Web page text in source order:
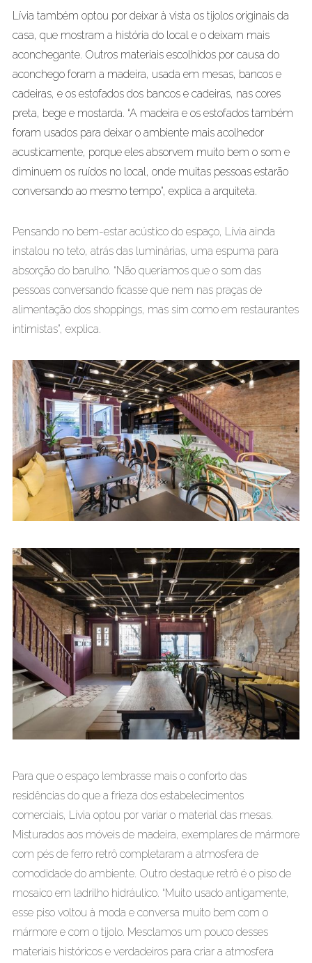
Lívia também optou por deixar à vista os tijolos originais da
casa, que mostram a história do local e o deixam mais
aconchegante. Outros materiais escolhidos por causa do
aconchego foram a madeira, usada em mesas, bancos e
cadeiras, e os estofados dos bancos e cadeiras, nas cores
preta, bege e mostarda. “A madeira e os estofados também
foram usados para deixar o ambiente mais acolhedor
acusticamente, porque eles absorvem muito bem o som e
diminuem os ruídos no local, onde muitas pessoas estarão
conversando ao mesmo tempo”, explica a arquiteta.
Pensando no bem-estar acústico do espaço, Lívia ainda
instalou no teto, atrás das luminárias, uma espuma para
absorção do barulho. “Não queríamos que o som das
pessoas conversando ficasse que nem nas praças de
alimentação dos shoppings, mas sim como em restaurantes
intimistas”, explica.
Para que o espaço lembrasse mais o conforto das
residências do que a frieza dos estabelecimentos
comerciais, Lívia optou por variar o material das mesas.
Misturados aos móveis de madeira, exemplares de mármore
com pés de ferro retrô completaram a atmosfera de
comodidade do ambiente. Outro destaque retrô é o piso de
mosaico em ladrilho hidráulico. “Muito usado antigamente,
esse piso voltou à moda e conversa muito bem com o
mármore e com o tijolo. Mesclamos um pouco desses
materiais históricos e verdadeiros para criar a atmosfera